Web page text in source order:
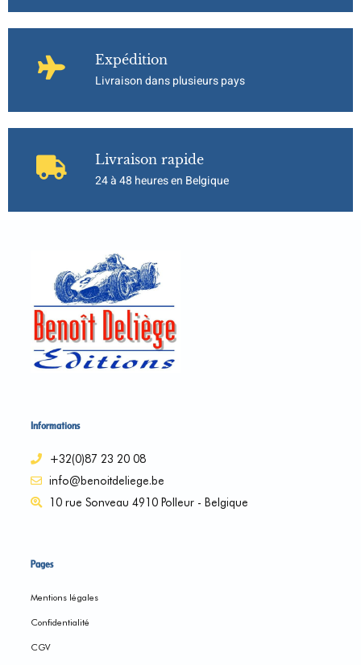
Expédition
Livraison dans plusieurs pays
Livraison rapide
24 à 48 heures en Belgique
Informations
+32(0)87 23 20 08
info@benoitdeliege.be
10 rue Sonveau 4910 Polleur - Belgique
Pages
Mentions légales
Confidentialité
CGV